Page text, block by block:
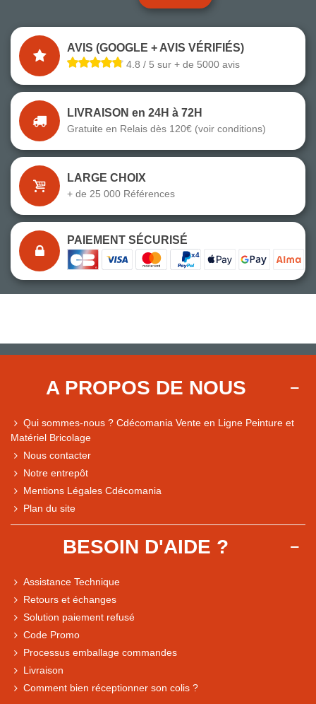
Comparaison des performances du magasin
AVIS (GOOGLE + AVIS VÉRIFIÉS)
4.8 / 5 sur + de 5000 avis
LIVRAISON en 24H à 72H
Gratuite en Relais dès 120€ (voir conditions)
LARGE CHOIX
+ de 25 000 Références
PAIEMENT SÉCURISÉ
A PROPOS DE NOUS
Qui sommes-nous ? Cdécomania Vente en Ligne Peinture et
Matériel Bricolage
Nous contacter
Notre entrepôt
Mentions Légales Cdécomania
Plan du site
BESOIN D'AIDE ?
Assistance Technique
Retours et échanges
Solution paiement refusé
Code Promo
Processus emballage commandes
Livraison
Comment bien réceptionner son colis ?